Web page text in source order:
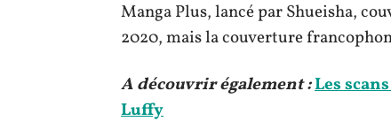
Manga Plus, lancé par Shueisha,
2020, mais la couverture
A découvrir également :Les
Luffy